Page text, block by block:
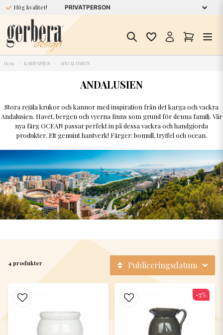
Hög kvalitet!
Hem KAMPANJER ANDALUSIEN
ANDALUSIEN
Stora rejäla krukor och kannor med inspiration från det karga och vackra
Andalusien. Havet, bergen och vyerna finns som grund för denna familj. Vår
nya färg OCEAN passar perfekt in på dessa vackra och handgjorda
produkter. Ett genuint hantverk! Färger: bomull, tryffel och ocean.
4 produkter Publiceringsdatum
-7%